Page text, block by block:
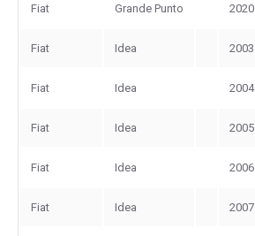
Fiat Grande Punto 2020
Fiat Idea 2003
Fiat Idea 2004
Fiat Idea 2005
Fiat Idea 2006
Fiat Idea 2007